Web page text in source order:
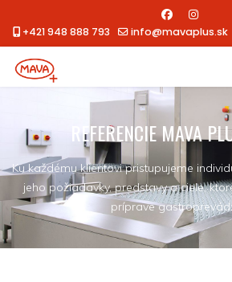
+421 948 888 793 info@mavaplus.sk
REFERENCIE MAVA
Ku každému klientovi pristupujeme
jeho požiadavky, predstavy a ciele,
príprave